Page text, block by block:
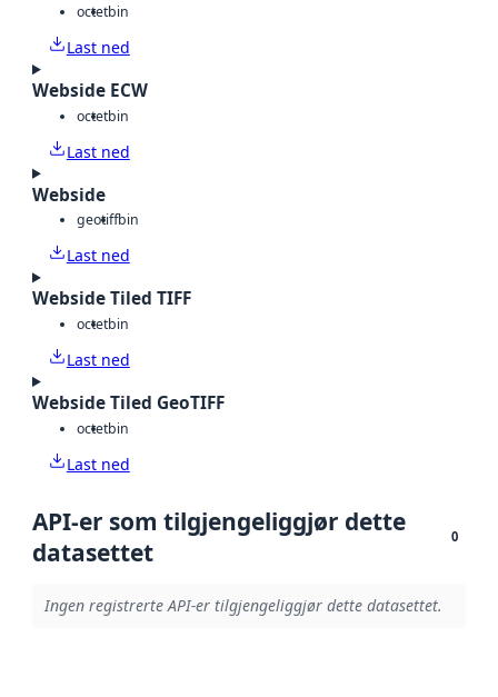
octetbin
Last ned
Webside ECW
octetbin
Last ned
Webside
geotiffbin
Last ned
Webside Tiled TIFF
octetbin
Last ned
Webside Tiled GeoTIFF
octetbin
Last ned
API-er som tilgjengeliggjør dette
datasettet
0
Ingen registrerte API-er tilgjengeliggjør dette datasettet.